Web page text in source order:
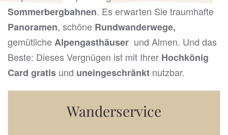
Sommerbergbahnen. Es erwarten Sie traumhafte
Panoramen, schöne Rundwanderwege,
gemütlicheAlpengasthäuser und Almen. Und das
Beste: Dieses Vergnügen ist mit Ihrer Hochkönig
Card gratis und uneingeschränkt nutzbar.
Wanderservice